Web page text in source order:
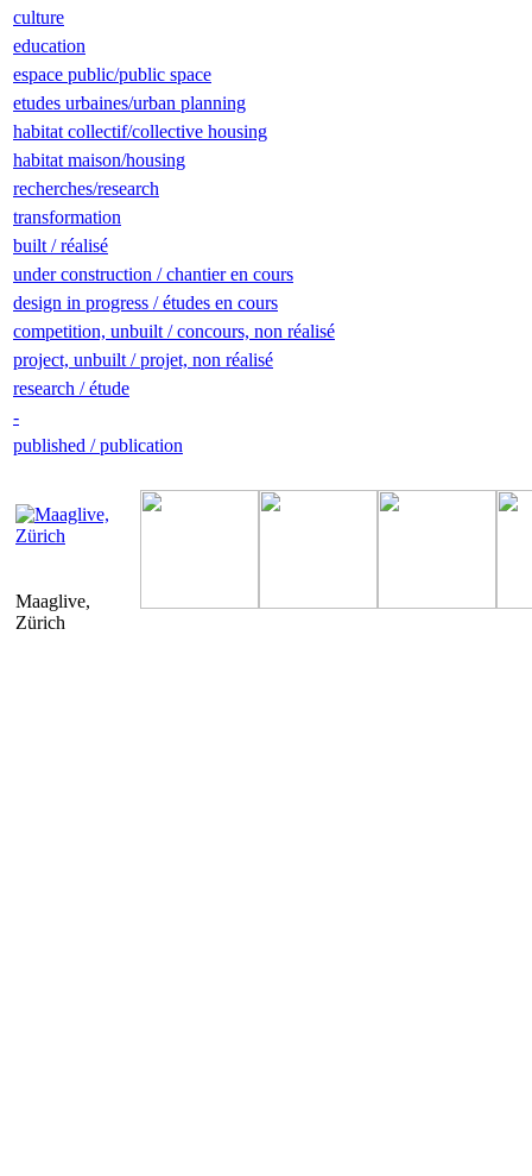
culture
education
espace public/public space
etudes urbaines/urban planning
habitat collectif/collective housing
habitat maison/housing
recherches/research
transformation
built / réalisé
under construction / chantier en cours
design in progress / études en cours
competition, unbuilt / concours, non réalisé
project, unbuilt / projet, non réalisé
research / étude
-
published / publication
Maaglive,
Zürich